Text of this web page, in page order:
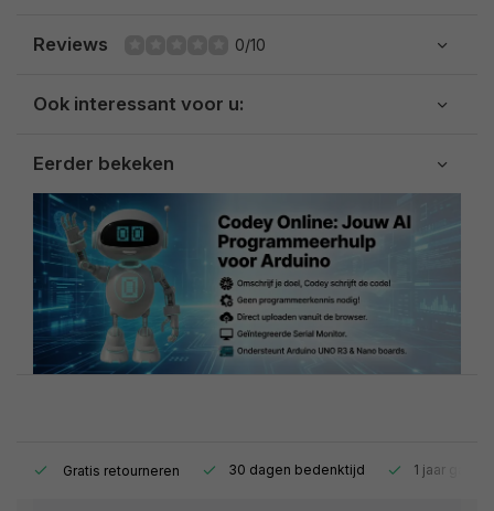
Reviews 0/10
Ook interessant voor u:
Eerder bekeken
Gratis retourneren 30 dagen bedenktijd 1 jaar